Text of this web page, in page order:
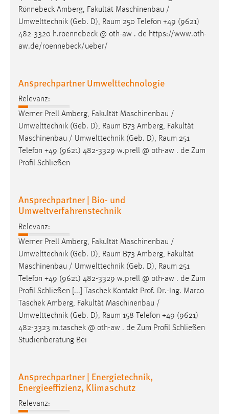
Rönnebeck Amberg, Fakultät Maschinenbau /
Umwelttechnik (Geb. D), Raum 250 Telefon +49 (9621)
482-3320 h.roennebeck @ oth-aw . de https://www.oth-
aw.de/roennebeck/ueber/
Ansprechpartner Umwelttechnologie
Relevanz:
Werner Prell Amberg, Fakultät Maschinenbau /
Umwelttechnik (Geb. D), Raum B73 Amberg, Fakultät
Maschinenbau / Umwelttechnik (Geb. D), Raum 251
Telefon +49 (9621) 482-3329 w.prell @ oth-aw . de Zum
Profil Schließen
Ansprechpartner | Bio- und
Umweltverfahrenstechnik
Relevanz:
Werner Prell Amberg, Fakultät Maschinenbau /
Umwelttechnik (Geb. D), Raum B73 Amberg, Fakultät
Maschinenbau / Umwelttechnik (Geb. D), Raum 251
Telefon +49 (9621) 482-3329 w.prell @ oth-aw . de Zum
Profil Schließen [...] Taschek Kontakt Prof. Dr.-Ing. Marco
Taschek Amberg, Fakultät Maschinenbau /
Umwelttechnik (Geb. D), Raum 158 Telefon +49 (9621)
482-3323 m.taschek @ oth-aw . de Zum Profil Schließen
Studienberatung Bei
Ansprechpartner | Energietechnik,
Energieeffizienz, Klimaschutz
Relevanz: